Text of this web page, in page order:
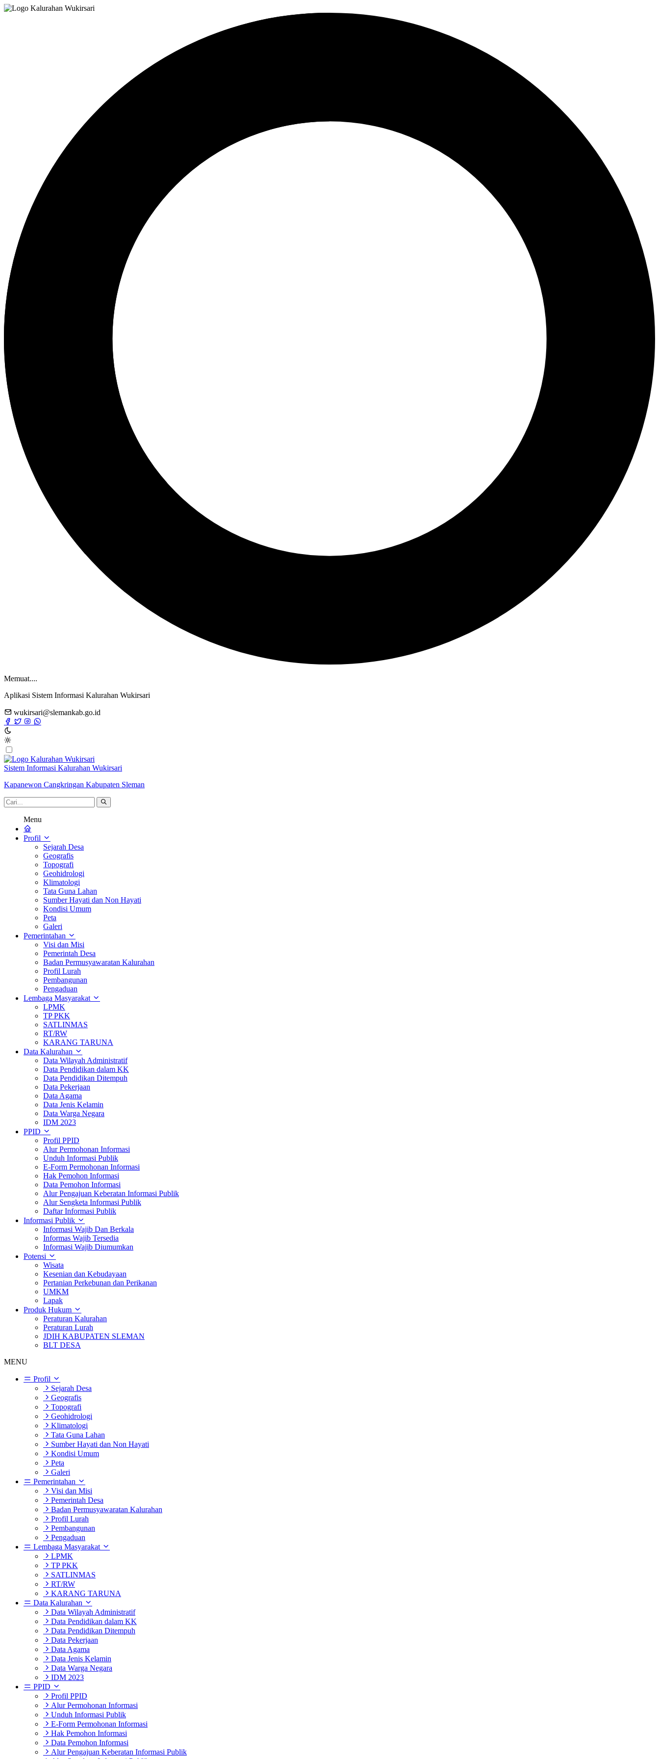
Memuat....
Aplikasi Sistem Informasi Kalurahan Wukirsari
wukirsari@slemankab.go.id
Sistem Informasi Kalurahan Wukirsari
Kapanewon Cangkringan Kabupaten Sleman
Menu
Profil
Sejarah Desa
Geografis
Topografi
Geohidrologi
Klimatologi
Tata Guna Lahan
Sumber Hayati dan Non Hayati
Kondisi Umum
Peta
Galeri
Pemerintahan
Visi dan Misi
Pemerintah Desa
Badan Permusyawaratan Kalurahan
Profil Lurah
Pembangunan
Pengaduan
Lembaga Masyarakat
LPMK
TP PKK
SATLINMAS
RT/RW
KARANG TARUNA
Data Kalurahan
Data Wilayah Administratif
Data Pendidikan dalam KK
Data Pendidikan Ditempuh
Data Pekerjaan
Data Agama
Data Jenis Kelamin
Data Warga Negara
IDM 2023
PPID
Profil PPID
Alur Permohonan Informasi
Unduh Informasi Publik
E-Form Permohonan Informasi
Hak Pemohon Informasi
Data Pemohon Informasi
Alur Pengajuan Keberatan Informasi Publik
Alur Sengketa Informasi Publik
Daftar Informasi Publik
Informasi Publik
Informasi Wajib Dan Berkala
Informas Wajib Tersedia
Informasi Wajib Diumumkan
Potensi
Wisata
Kesenian dan Kebudayaan
Pertanian Perkebunan dan Perikanan
UMKM
Lapak
Produk Hukum
Peraturan Kalurahan
Peraturan Lurah
JDIH KABUPATEN SLEMAN
BLT DESA
MENU
Profil
Sejarah Desa
Geografis
Topografi
Geohidrologi
Klimatologi
Tata Guna Lahan
Sumber Hayati dan Non Hayati
Kondisi Umum
Peta
Galeri
Pemerintahan
Visi dan Misi
Pemerintah Desa
Badan Permusyawaratan Kalurahan
Profil Lurah
Pembangunan
Pengaduan
Lembaga Masyarakat
LPMK
TP PKK
SATLINMAS
RT/RW
KARANG TARUNA
Data Kalurahan
Data Wilayah Administratif
Data Pendidikan dalam KK
Data Pendidikan Ditempuh
Data Pekerjaan
Data Agama
Data Jenis Kelamin
Data Warga Negara
IDM 2023
PPID
Profil PPID
Alur Permohonan Informasi
Unduh Informasi Publik
E-Form Permohonan Informasi
Hak Pemohon Informasi
Data Pemohon Informasi
Alur Pengajuan Keberatan Informasi Publik